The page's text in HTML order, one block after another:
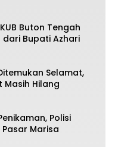
Buton Tengah
dari Bupati Azhari
Selamat,
Hilang
Polisi
Marisa